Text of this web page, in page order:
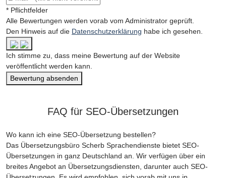
* Pflichtfelder
Alle Bewertungen werden vorab vom Administrator geprüft.
Den Hinweis auf die Datenschutzerklärung habe ich gesehen.
Ich stimme zu, dass meine Bewertung auf der Website
veröffentlicht werden kann.
Bewertung absenden
FAQ für SEO-Übersetzungen
Wo kann ich eine SEO-Übersetzung bestellen?
Das Übersetzungsbüro Scherb Sprachendienste bietet SEO-
Übersetzungen in ganz Deutschland an. Wir verfügen über ein
breites Angebot an Übersetzungsdiensten, darunter auch SEO-